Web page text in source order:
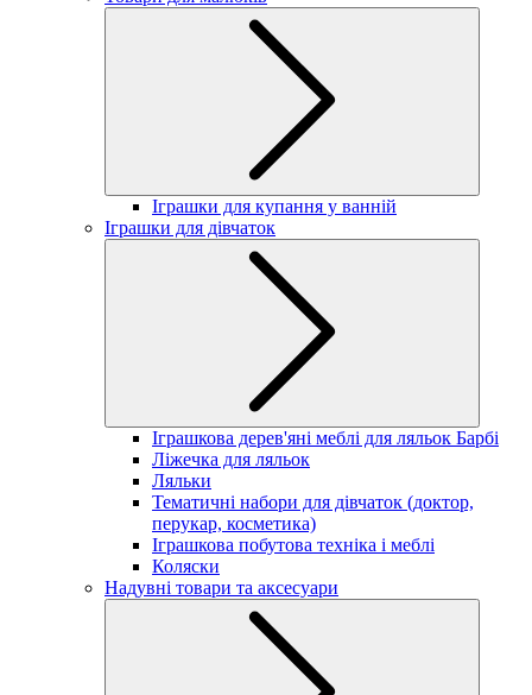
Іграшки для купання у ванній
Іграшки для дівчаток
Іграшкова дерев'яні меблі для ляльок Барбі
Ліжечка для ляльок
Ляльки
Тематичні набори для дівчаток (доктор,
перукар, косметика)
Іграшкова побутова техніка і меблі
Коляски
Надувні товари та аксесуари